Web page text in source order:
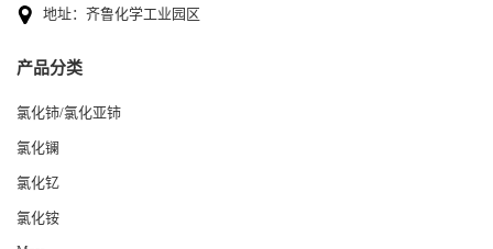
地址：齐鲁化学工业园区
产品分类
氯化铈/氯化亚铈
氯化镧
氯化钇
氯化铵